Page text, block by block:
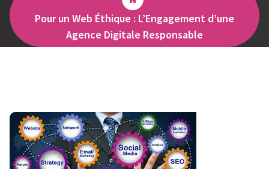
Pour un Web Éthique : L’Engagement d’une
Agence Digitale Responsable